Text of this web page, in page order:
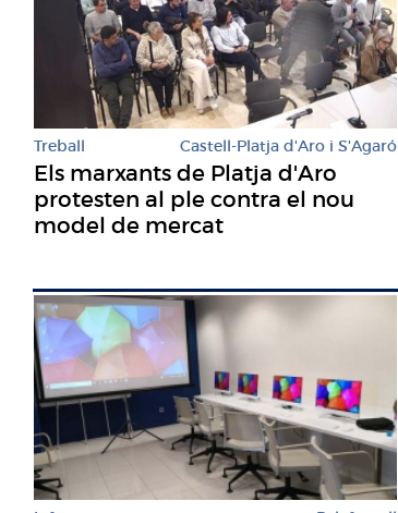
Treball Castell-Platja d'Aro i S'Agaró
Els marxants de Platja d'Aro
protesten al ple contra el nou
model de mercat